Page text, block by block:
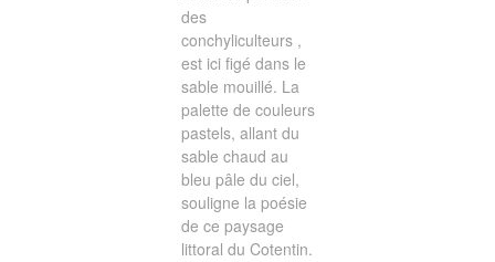
des
conchyliculteurs ,
est ici figé dans le
sable mouillé. La
palette de couleurs
pastels, allant du
sable chaud au
bleu pâle du ciel,
souligne la poésie
de ce paysage
littoral du Cotentin.